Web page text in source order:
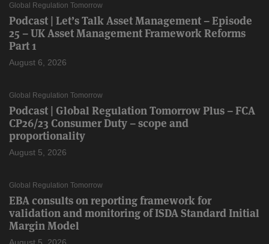
Global Regulation Tomorrow
Podcast | Let’s Talk Asset Management – Episode
25 – UK Asset Management Framework Reforms
Part 1
August 6, 2026
Global Regulation Tomorrow
Podcast | Global Regulation Tomorrow Plus – FCA
CP26/23 Consumer Duty – scope and
proportionality
August 5, 2026
Global Regulation Tomorrow
EBA consults on reporting framework for
validation and monitoring of ISDA Standard Initial
Margin Model